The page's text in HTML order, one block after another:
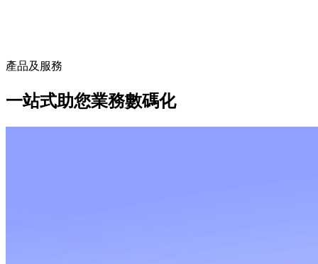
產品及服務
一站式助您業務數碼化